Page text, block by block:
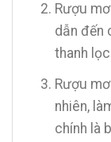
Rượu
dẫn đến
thanh
Rượu
nhiên,
chính là